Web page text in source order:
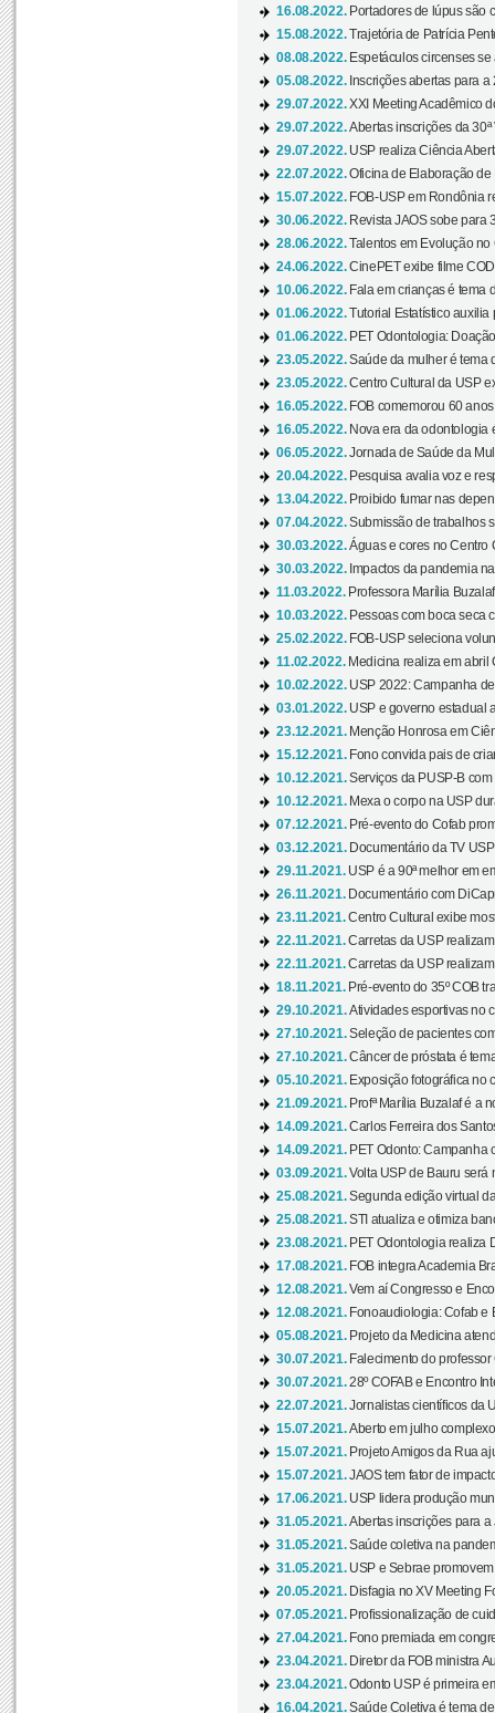
16.08.2022. Portadores de lúpus são
15.08.2022.Trajetória de Patrícia
08.08.2022. Espetáculos circenses
05.08.2022. Inscrições abertas para a
29.07.2022.XXI Meeting Acadêmico
29.07.2022.Abertas inscrições da 30ª
29.07.2022. USP realiza Ciência
22.07.2022.Oficina de Elaboração de
15.07.2022. FOB-USP em Rondônia
30.06.2022. Revista JAOS sobe para
28.06.2022.Talentos em Evolução no
24.06.2022.CinePET exibe filme
10.06.2022. Fala em crianças é tema
01.06.2022.Tutorial Estatístico auxilia
01.06.2022. PET Odontologia:
23.05.2022.Saúde da mulher é tema
23.05.2022.Centro Cultural da USP
16.05.2022. FOB comemorou 60
16.05.2022. Nova era da odontologia
06.05.2022.Jornada de Saúde da
20.04.2022. Pesquisa avalia voz e
13.04.2022. Proibido fumar nas
07.04.2022.Submissão de trabalhos
30.03.2022.Águas e cores no Centro
30.03.2022. Impactos da pandemia
11.03.2022. Professora Marília
10.03.2022. Pessoas com boca seca
25.02.2022. FOB-USP seleciona
11.02.2022. Medicina realiza em abril
10.02.2022. USP 2022: Campanha
03.01.2022. USP e governo estadual
23.12.2021. Menção Honrosa em
15.12.2021. Fono convida pais de
10.12.2021.Serviços da PUSP-B
10.12.2021. Mexa o corpo na USP
07.12.2021. Pré-evento do Cofab
03.12.2021. Documentário da TV
29.11.2021. USP é a 90ª melhor em
26.11.2021. Documentário com
23.11.2021.Centro Cultural exibe
22.11.2021.Carretas da USP
22.11.2021.Carretas da USP
18.11.2021. Pré-evento do 35º COB
29.10.2021.Atividades esportivas no
27.10.2021.Seleção de pacientes
27.10.2021.Câncer de próstata é
05.10.2021. Exposição fotográfica no
21.09.2021. Profª Marília Buzalaf é a
14.09.2021.Carlos Ferreira dos
14.09.2021. PET Odonto: Campanha
03.09.2021.Volta USP de Bauru será
25.08.2021.Segunda edição virtual
25.08.2021.STI atualiza e otimiza
23.08.2021. PET Odontologia realiza
17.08.2021. FOB integra Academia
12.08.2021.Vem aí Congresso e
12.08.2021. Fonoaudiologia: Cofab e
05.08.2021. Projeto da Medicina
30.07.2021. Falecimento do
30.07.2021.28º COFAB e Encontro
22.07.2021.Jornalistas científicos da
15.07.2021.Aberto em julho
15.07.2021. Projeto Amigos da Rua
15.07.2021.JAOS tem fator de
17.06.2021. USP lidera produção
31.05.2021.Abertas inscrições para
31.05.2021.Saúde coletiva na
31.05.2021. USP e Sebrae
20.05.2021. Disfagia no XV Meeting
07.05.2021. Profissionalização de
27.04.2021. Fono premiada em
23.04.2021. Diretor da FOB ministra
23.04.2021.Odonto USP é primeira
16.04.2021.Saúde Coletiva é tema